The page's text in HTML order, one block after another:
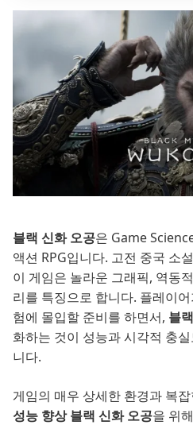
블랙 신화 오공은 Game
액션 RPG입니다. 고전 중국 소설
이 게임은 놀라운 그래픽, 역동
리를 특징으로 합니다. 플레이
험에 몰입할 준비를 하면서, 블
화하는 것이 성능과 시각적 충
니다.
게임의 매우 상세한 환경과 복
성능 향상 블랙 신화 오공을 위